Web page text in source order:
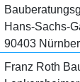
Hans-Sachs-
90403
Franz Roth